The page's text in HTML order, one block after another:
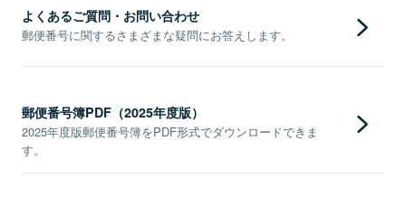
よくあるご質問・お問い合わせ
郵便番号に関するさまざまな疑問にお答えします。
郵便番号簿PDF（2025年度版）
2025年度版郵便番号簿をPDF形式でダウンロードできま
す。